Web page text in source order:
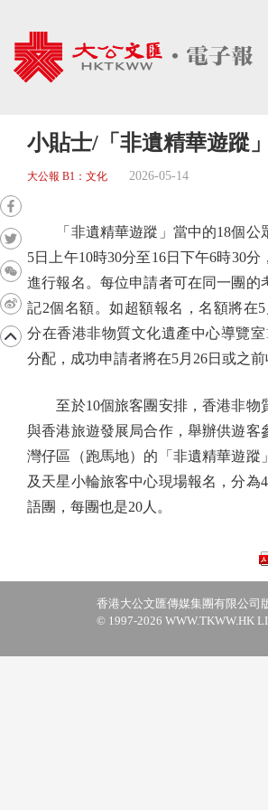
小貼士/「非遺精華遊蹤
大公報 B1：文化 2026-05-14
「非遺精華遊蹤」當中的18個公
5日上午10時30分至16日下午6時30
進行報名。每位申請者可在同一團的
記2個名額。如超額報名，名額將在
分在香港非物質文化遺產中心導覽
分配，成功申請者將在5月26日或之前
至於10個旅客團安排，香港非物
與香港旅遊發展局合作，舉辦供遊客
灣仔區（跑馬地）的「非遺精華遊蹤
及天星小輪旅客中心現場報名，分為
語團，每團也是20人。
香港大公文匯傳媒集團有限公司
© 1997-2026 WWW.TKWW.HK